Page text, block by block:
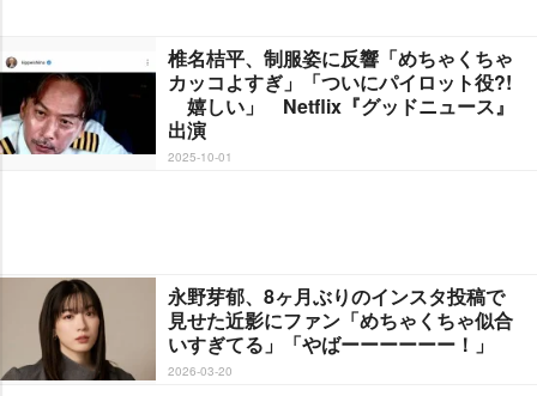
椎名桔平、制服姿に反響「めちゃくちゃ
カッコよすぎ」「ついにパイロット役?!
嬉しい」 Netflix『グッドニュース』
出演
2025-10-01
永野芽郁、8ヶ月ぶりのインスタ投稿で
見せた近影にファン「めちゃくちゃ似合
いすぎてる」「やばーーーーーー！」
2026-03-20